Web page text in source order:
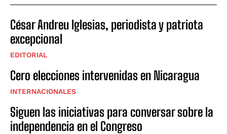
César Andreu Iglesias, periodista y patriota
excepcional
EDITORIAL
Cero elecciones intervenidas en Nicaragua
INTERNACIONALES
Siguen las iniciativas para conversar sobre la
independencia en el Congreso